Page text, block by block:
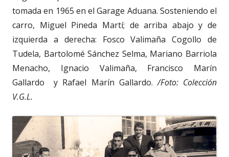
tomada en 1965 en el Garage Aduana. Sosteniendo el
carro, Miguel Pineda Martí; de arriba abajo y de
izquierda a derecha: Fosco Valimaña Cogollo de
Tudela, Bartolomé Sánchez Selma, Mariano Barriola
Menacho, Ignacio Valimaña, Francisco Marín
Gallardo y Rafael Marín Gallardo. /Foto: Colección
V.G.L.